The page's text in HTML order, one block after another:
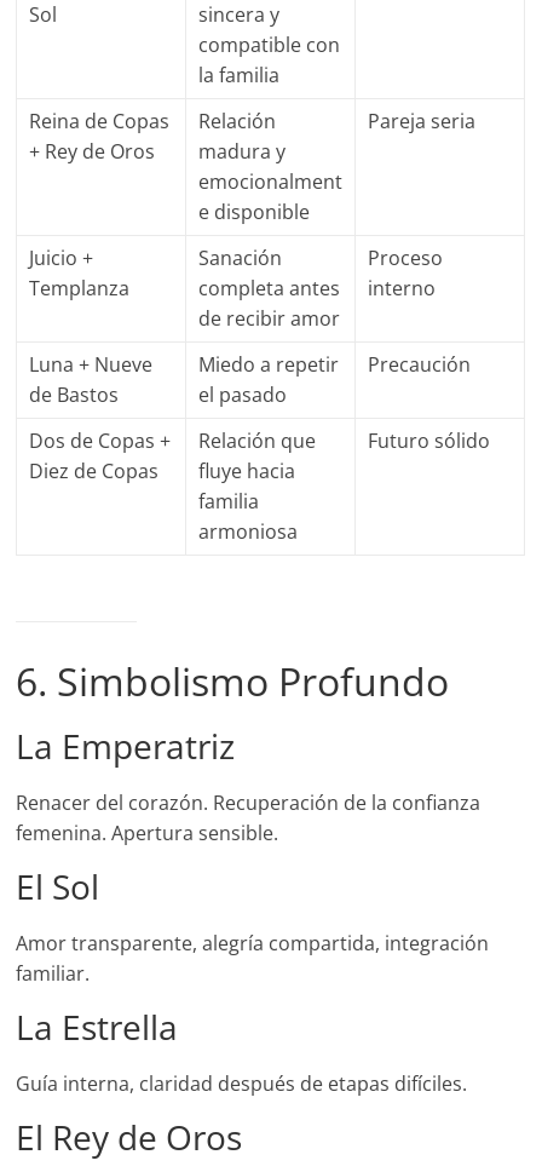
Sol
sincera y
compatible con
la familia
Reina de Copas
+ Rey de Oros
Relación
madura y
emocionalment
e disponible
Pareja seria
Juicio +
Templanza
Sanación
completa antes
de recibir amor
Proceso
interno
Luna + Nueve
de Bastos
Miedo a repetir
el pasado
Precaución
Dos de Copas +
Diez de Copas
Relación que
fluye hacia
familia
armoniosa
Futuro sólido
6. Simbolismo Profundo
La Emperatriz
Renacer del corazón. Recuperación de la confianza
femenina. Apertura sensible.
El Sol
Amor transparente, alegría compartida, integración
familiar.
La Estrella
Guía interna, claridad después de etapas difíciles.
El Rey de Oros